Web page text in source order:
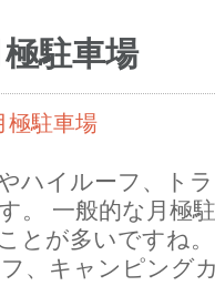
駐車場
極駐車場
ハイルーフ、ト
。 一般的な月極
とが多いですね
、キャンピング